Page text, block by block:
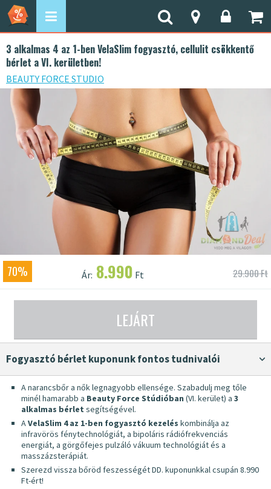
3 alkalmas 4 az 1-ben VelaSlim fogyasztó, cellulit csökkentő
bérlet a VI. kerületben!
BEAUTY FORCE STUDIO
70% Ár: 8.990 Ft 29.900 Ft
LEJÁRT
fogyasztó bérlet kuponunk fontos tudnivalói
A narancsbőr a nők legnagyobb ellensége. Szabadulj meg tőle
minél hamarabb a Beauty Force Stúdióban (VI. kerület) a 3
alkalmas bérlet segítségével.
AVelaSlim 4 az 1-ben fogyasztó kezelés kombinálja az
infravörös fénytechnológiát, a bipoláris rádiófrekvenciás
energiát, a görgőfejes pulzáló vákuum technológiát és a
masszázsterápiát.
Szerezd vissza bőröd feszességét DD. kuponunkkal csupán 8.990
Ft-ért!